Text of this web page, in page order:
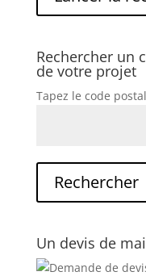
Rechercher un
de votre projet
Tapez le code
Un devis de